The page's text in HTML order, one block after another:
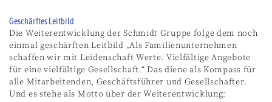
Geschärftes Leitbild
Die Weiterentwicklung der Schmidt Gruppe folge dem noch
einmal geschärften Leitbild „Als Familienunternehmen
schaffen wir mit Leidenschaft Werte. Vielfältige Angebote
für eine vielfältige Gesellschaft.“ Das diene als Kompass für
alle Mitarbeitenden, Geschäftsführer und Gesellschafter.
Und es stehe als Motto über der Weiterentwicklung: